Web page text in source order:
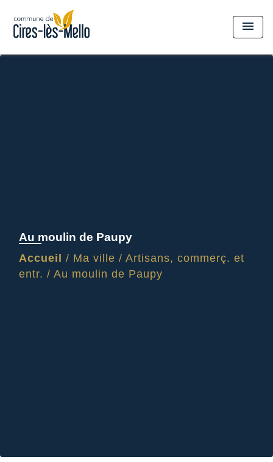
menu
Au moulin de Paupy
Accueil / Ma ville / Artisans, commerç. et
entr. / Au moulin de Paupy